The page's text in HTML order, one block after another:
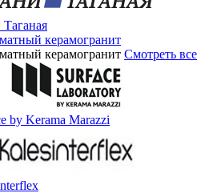
Таганая
керамогранит
керамогранит Смотреть все
by Kerama Marazzi